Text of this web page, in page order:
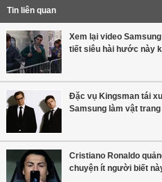
Tin liên quan
Xem lại video
tiết siêu hài hước này
Đặc vụ Kingsman tái
Samsung làm vật
Cristiano Ronaldo
chuyện ít người biết